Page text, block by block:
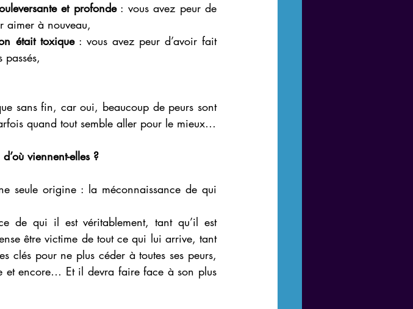
et profonde : vous avez peur de
aimer à nouveau,
était toxique : vous avez peur d’avoir fait
passés,
sans fin, car oui, beaucoup de peurs sont
quand tout semble aller pour le mieux…
viennent-elles ?
seule origine : la méconnaissance de qui
de qui il est véritablement, tant qu’il est
être victime de tout ce qui lui arrive, tant
clés pour ne plus céder à toutes ses peurs,
et encore… Et il devra faire face à son plus